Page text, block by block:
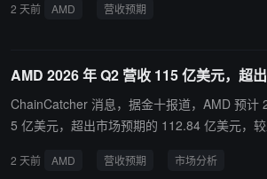
2 天前 AMD 营收预期
AMD 2026 年 Q2 营收 115 亿美元，超
ChainCatcher 消息，据金十报道，AMD 预计
5 亿美元，超出市场预期的 112.84 亿美元，
2 天前 AMD 营收预期 市场分析